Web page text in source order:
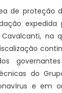
de proteção
expedida
na
do
e em